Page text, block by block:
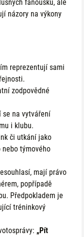
fanoušků, ale
názory na výkony
reprezentují sami
zodpovědné
se na vytváření
i klubu.
či utkání jako
týmového
mají právo
popřípadě
Předpokladem je
tréninkový
„Pít